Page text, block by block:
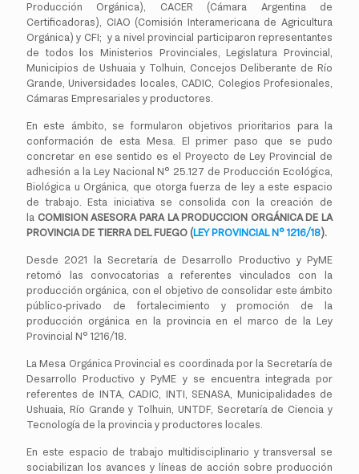
Producción Orgánica), CACER (Cámara Argentina de
Certificadoras), CIAO (Comisión Interamericana de Agricultura
Orgánica) y CFI; y a nivel provincial participaron representantes
de todos los Ministerios Provinciales, Legislatura Provincial,
Municipios de Ushuaia y Tolhuin, Concejos Deliberante de Río
Grande, Universidades locales, CADIC, Colegios Profesionales,
Cámaras Empresariales y productores.
En este ámbito, se formularon objetivos prioritarios para la
conformación de esta Mesa. El primer paso que se pudo
concretar en ese sentido es el Proyecto de Ley Provincial de
adhesión a la Ley Nacional N° 25.127 de Producción Ecológica,
Biológica u Orgánica, que otorga fuerza de ley a este espacio
de trabajo. Esta iniciativa se consolida con la creación de
la COMISION ASESORA PARA LA PRODUCCION ORGÁNICA DE LA
PROVINCIA DE TIERRA DEL FUEGO (LEY PROVINCIAL N° 1216/18).
Desde 2021 la Secretaría de Desarrollo Productivo y PyME
retomó las convocatorias a referentes vinculados con la
producción orgánica, con el objetivo de consolidar este ámbito
público-privado de fortalecimiento y promoción de la
producción orgánica en la provincia en el marco de la Ley
Provincial N° 1216/18.
La Mesa Orgánica Provincial es coordinada por la Secretaría de
Desarrollo Productivo y PyME y se encuentra integrada por
referentes de INTA, CADIC, INTI, SENASA, Municipalidades de
Ushuaia, Río Grande y Tolhuin, UNTDF, Secretaría de Ciencia y
Tecnología de la provincia y productores locales.
En este espacio de trabajo multidisciplinario y transversal se
sociabilizan los avances y líneas de acción sobre producción